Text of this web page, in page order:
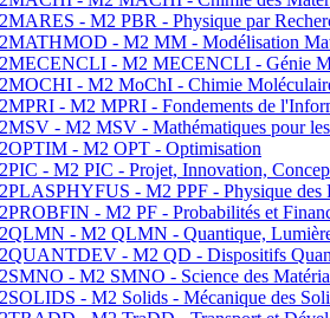
- M2 PBR - Physique par
- M2 MM - Modélisation
- M2 MECENCLI - Génie
- M2 MoChI - Chimie
- M2 MPRI - Fondements de
- M2 MSV - Mathématiques pour
- M2 OPT - Optimisation
- M2 PIC - Projet, Innovation,
- M2 PPF - Physique des
- M2 PF - Probabilités et
- M2 QLMN - Quantique,
- M2 QD - Dispositifs
- M2 SMNO - Science des
- M2 Solids - Mécanique des